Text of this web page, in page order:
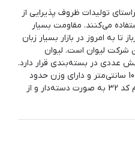
تولیدات ظروف پذیرایی از
می‌کنند. مقاومت بسیار
تا به امروز در بازار بسیار زبان
شرکت لیوان است. لیوان
به صورت شش عددی در بسته‌بندی قرار دارد.
این لیوان در ابعاد 11 × 7 × 10.5 سانتی‌متر و دارای وزن حدود
280 گرم است. لیوان لومینارم کد 32 به صورت دسته‌دار و از